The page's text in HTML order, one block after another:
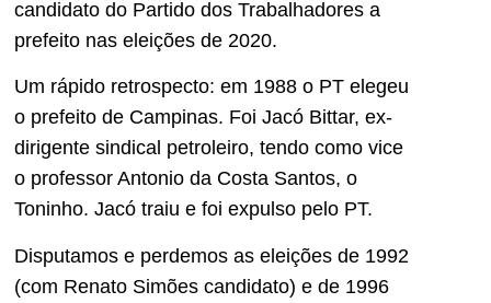
candidato do Partido dos Trabalhadores a
prefeito nas eleições de 2020.
Um rápido retrospecto: em 1988 o PT elegeu
o prefeito de Campinas. Foi Jacó Bittar, ex-
dirigente sindical petroleiro, tendo como vice
o professor Antonio da Costa Santos, o
Toninho. Jacó traiu e foi expulso pelo PT.
Disputamos e perdemos as eleições de 1992
(com Renato Simões candidato) e de 1996